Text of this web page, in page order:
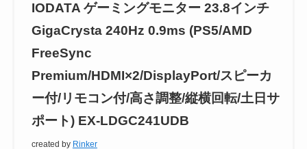
IODATA ゲーミングモニター 23.8インチ
GigaCrysta 240Hz 0.9ms (PS5/AMD
FreeSync
Premium/HDMI×2/DisplayPort/スピーカ
ー付/リモコン付/高さ調整/縦横回転/土日サ
ポート) EX-LDGC241UDB
created by Rinker